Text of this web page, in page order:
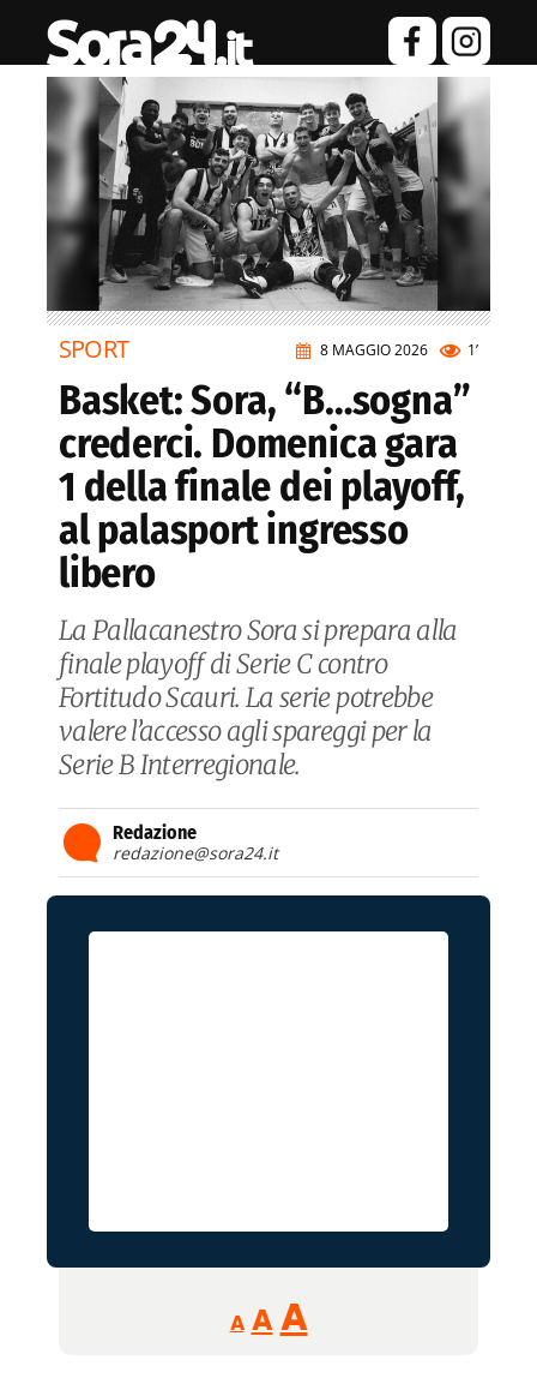
8 MAGGIO 2026 1’
SPORT
Basket: Sora, “B…sogna”
crederci. Domenica gara
1 della finale dei playoff,
al palasport ingresso
libero
La Pallacanestro Sora si prepara alla
finale playoff di Serie C contro
Fortitudo Scauri. La serie potrebbe
valere l’accesso agli spareggi per la
Serie B Interregionale.
Redazione
redazione@sora24.it
A
Reducir
tamaño
A Restablecer
tamaño
AAumentar